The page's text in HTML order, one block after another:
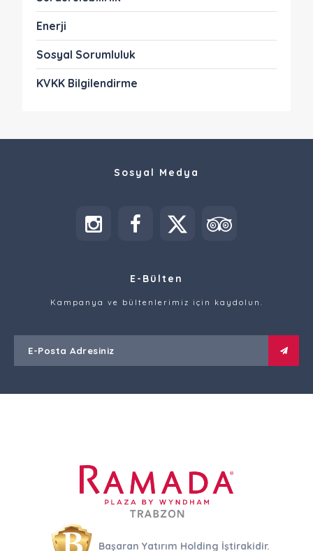
Enerji
Sosyal Sorumluluk
KVKK Bilgilendirme
Sosyal Medya
E-Bülten
Kampanya ve bültenlerimiz için kaydolun.
Başaran Yatırım Holding İştirakidir.